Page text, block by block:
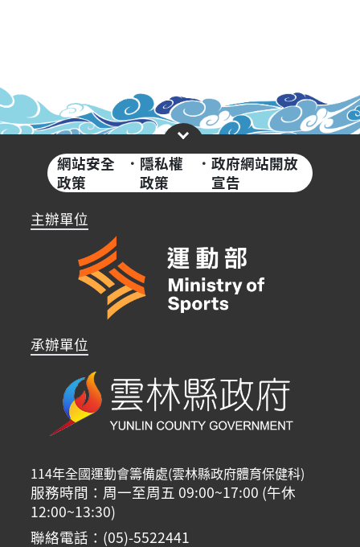
網站安全
政策
· 隱私權
政策
·政府網站開放
宣告
主辦單位
承辦單位
114年全國運動會籌備處(雲林縣政府體育保健科)
服務時間：周一至周五 09:00~17:00 (午休
12:00~13:30)
聯絡電話：(05)-5522441